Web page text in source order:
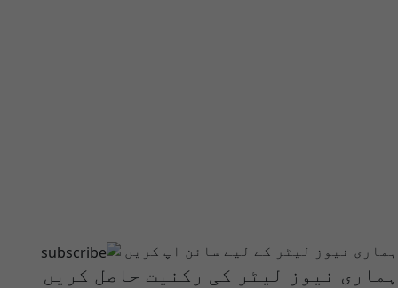
ہماری نیوز لیٹر کے لیے سائن اپ کریں
ہماری نیوز لیٹر کی رکنیت حاصل کریں